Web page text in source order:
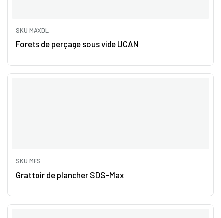
SKU MAXDL
Forets de perçage sous vide UCAN
SKU MFS
Grattoir de plancher SDS-Max